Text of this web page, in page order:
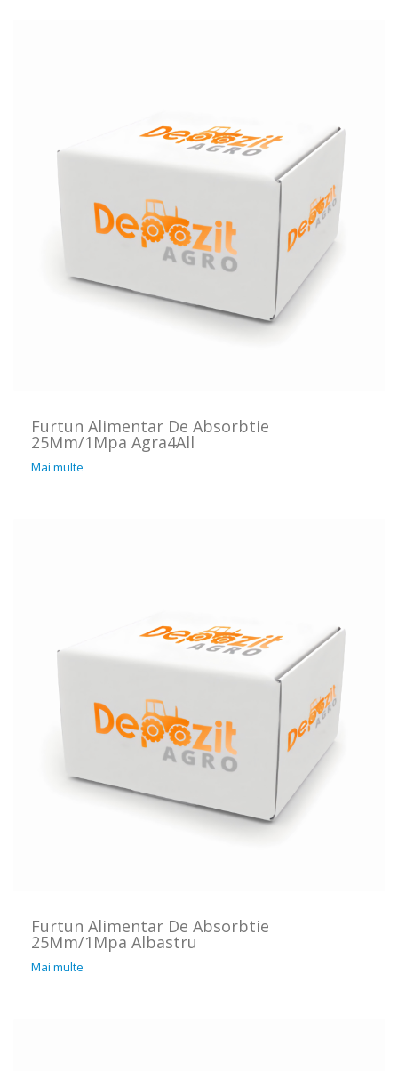
Furtun Alimentar De Absorbtie
25Mm/1Mpa Agra4All
Mai multe
Furtun Alimentar De Absorbtie
25Mm/1Mpa Albastru
Mai multe